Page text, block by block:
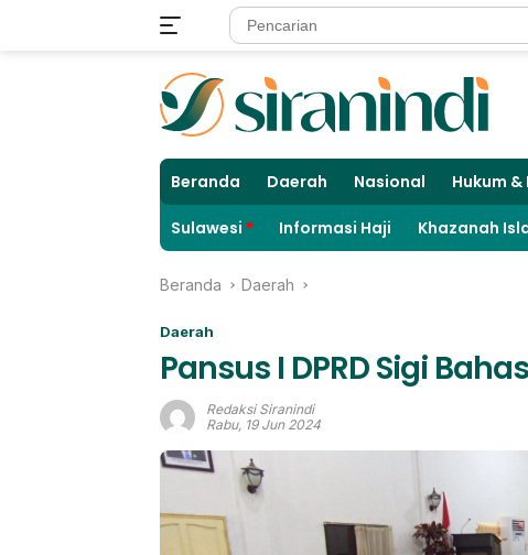
Beranda Daerah Nasional Hukum
Sulawesi Informasi Haji Khazanah
Beranda Daerah
Daerah
Pansus I DPRD Sigi
Redaksi Siranindi
Rabu, 19 Jun 2024